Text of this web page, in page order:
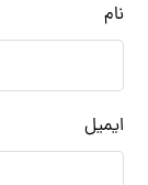
نام
ایمیل